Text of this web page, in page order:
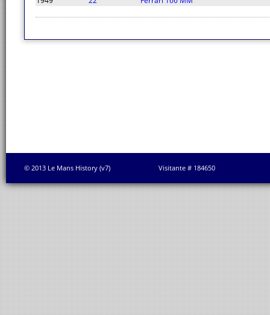
© 2013 Le Mans History (v7) Visitante # 184650